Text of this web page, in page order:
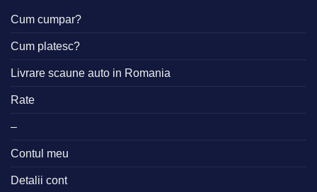
Cum cumpar?
Cum platesc?
Livrare scaune auto in Romania
Rate
–
Contul meu
Detalii cont